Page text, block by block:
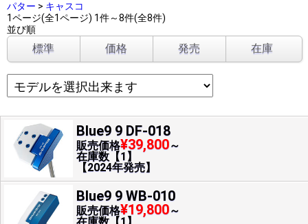
パター > キャスコ
1ページ(全1ページ) 1件～8件(全8件)
並び順
標準 価格 発売 在庫
Blue9 9 DF-018
販売価格¥39,800～
在庫数【1】
【2024年発売】
Blue9 9 WB-010
販売価格¥19,800～